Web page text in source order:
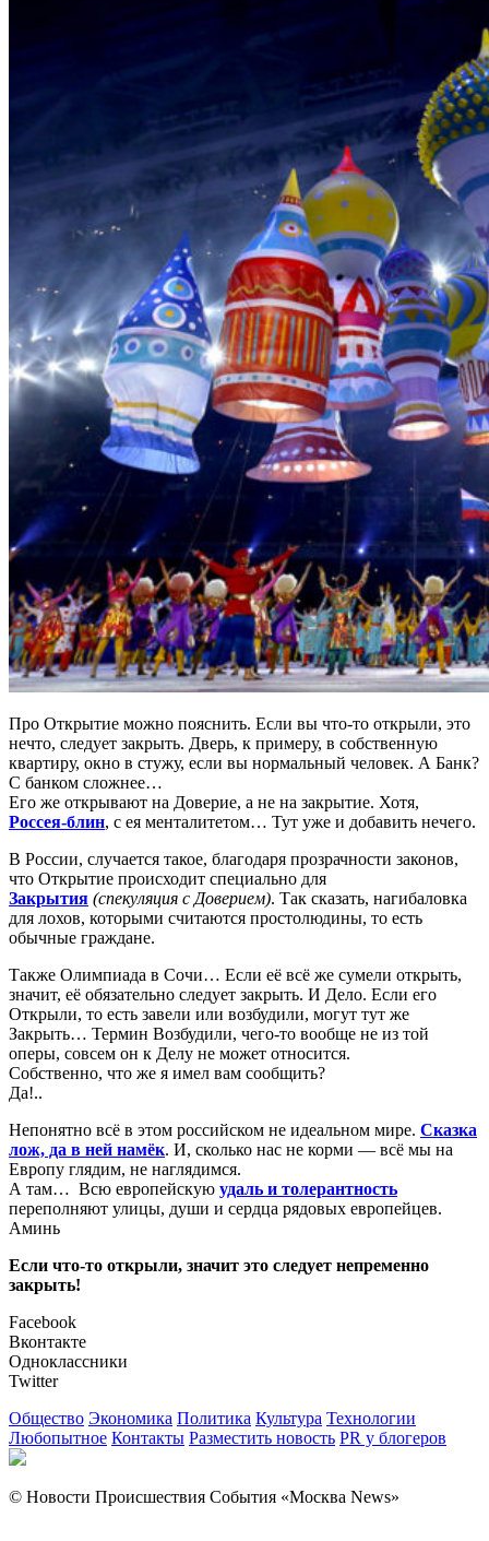
Про Открытие можно пояснить. Если вы что-то открыли, это
нечто, следует закрыть. Дверь, к примеру, в собственную
квартиру, окно в стужу, если вы нормальный человек. А Банк?
С банком сложнее…
Его же открывают на Доверие, а не на закрытие. Хотя,
Россея-блин, с ея менталитетом… Тут уже и добавить нечего.
В России, случается такое, благодаря прозрачности законов,
что Открытие происходит специально для
Закрытия (спекуляция с Доверием). Так сказать, нагибаловка
для лохов, которыми считаются простолюдины, то есть
обычные граждане.
Также Олимпиада в Сочи… Если её всё же сумели открыть,
значит, её обязательно следует закрыть. И Дело. Если его
Открыли, то есть завели или возбудили, могут тут же
Закрыть… Термин Возбудили, чего-то вообще не из той
оперы, совсем он к Делу не может относится.
Собственно, что же я имел вам сообщить?
Да!..
Непонятно всё в этом российском не идеальном мире. Сказка
лож, да в ней намёк. И, сколько нас не корми — всё мы на
Европу глядим, не наглядимся.
А там… Всю европейскую удаль и толерантность
переполняют улицы, души и сердца рядовых европейцев.
Аминь
Если что-то открыли, значит это следует непременно
закрыть!
Facebook
Вконтакте
Одноклассники
Twitter
Общество Экономика Политика Культура Технологии
Любопытное Контакты Разместить новость PR у блогеров
© Новости Происшествия События «Москва News»